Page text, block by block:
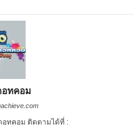
ทคอม
อทคอม ติดตามได้ที่ :